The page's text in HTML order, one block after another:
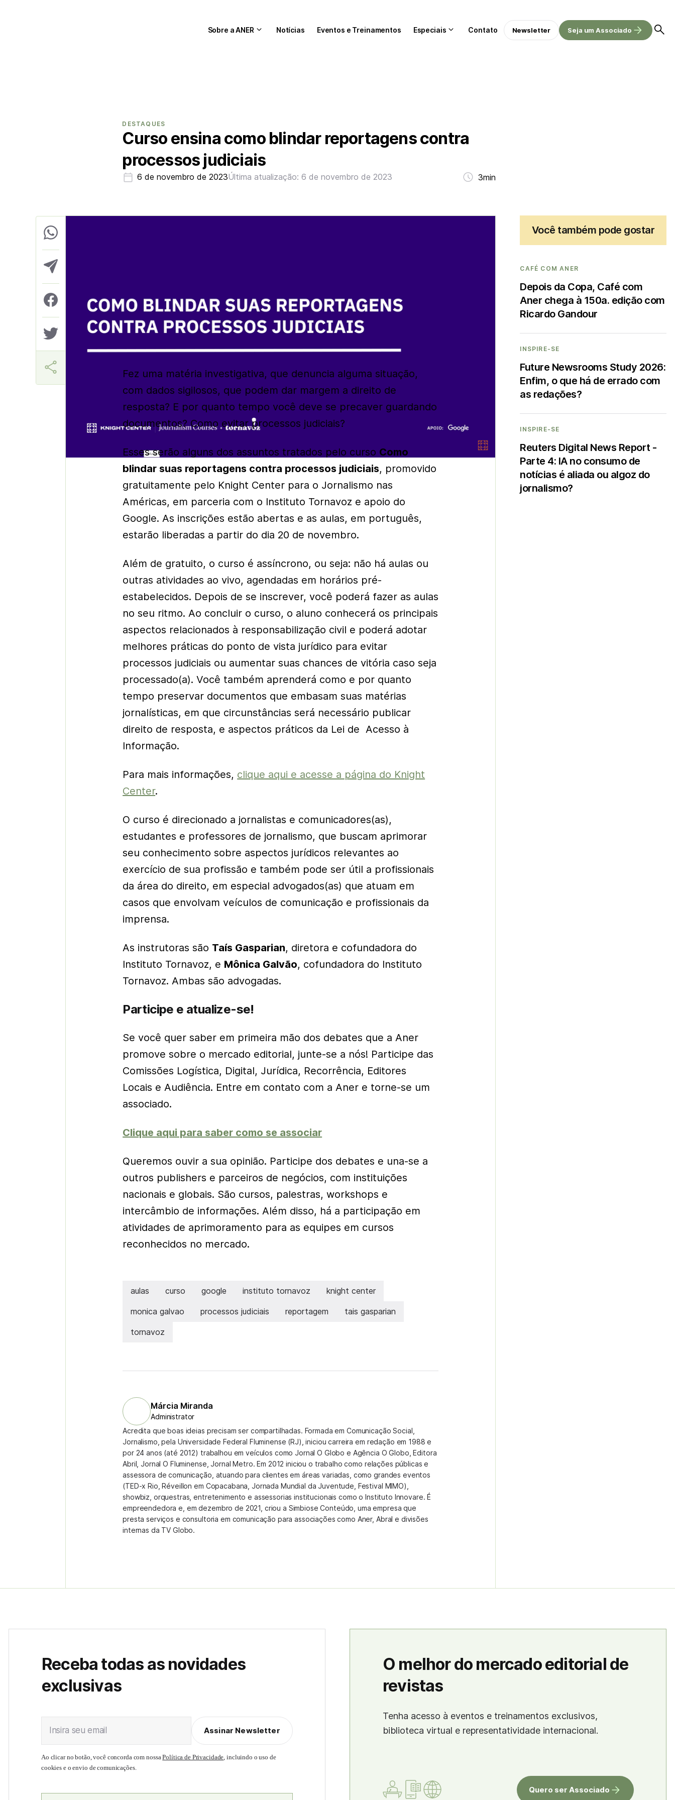
Sobre a ANER Notícias Eventos e Treinamentos Especiais Contato Newsletter Seja um Associado
DESTAQUES
Curso ensina como blindar reportagens contra
processos judiciais
6 de novembro de 2023Última atualização: 6 de novembro de 2023 3min
Márcia Miranda
Fez uma matéria investigativa, que denuncia alguma situação,
com dados sigilosos, que podem dar margem a direito de
resposta? E por quanto tempo você deve se precaver guardando
documentos? Como evitar processos judiciais?
Esses serão alguns dos assuntos tratados pelo curso Como
blindar suas reportagens contra processos judiciais, promovido
gratuitamente pelo Knight Center para o Jornalismo nas
Américas, em parceria com o Instituto Tornavoz e apoio do
Google. As inscrições estão abertas e as aulas, em português,
estarão liberadas a partir do dia 20 de novembro.
Além de gratuito, o curso é assíncrono, ou seja: não há aulas ou
outras atividades ao vivo, agendadas em horários pré-
estabelecidos. Depois de se inscrever, você poderá fazer as aulas
no seu ritmo. Ao concluir o curso, o aluno conhecerá os principais
aspectos relacionados à responsabilização civil e poderá adotar
melhores práticas do ponto de vista jurídico para evitar
processos judiciais ou aumentar suas chances de vitória caso seja
processado(a). Você também aprenderá como e por quanto
tempo preservar documentos que embasam suas matérias
jornalísticas, em que circunstâncias será necessário publicar
direito de resposta, e aspectos práticos da Lei de Acesso à
Informação.
Para mais informações, clique aqui e acesse a página do Knight
Center.
O curso é direcionado a jornalistas e comunicadores(as),
estudantes e professores de jornalismo, que buscam aprimorar
seu conhecimento sobre aspectos jurídicos relevantes ao
exercício de sua profissão e também pode ser útil a profissionais
da área do direito, em especial advogados(as) que atuam em
casos que envolvam veículos de comunicação e profissionais da
imprensa.
As instrutoras são Taís Gasparian, diretora e cofundadora do
Instituto Tornavoz, e Mônica Galvão, cofundadora do Instituto
Tornavoz. Ambas são advogadas.
Participe e atualize-se!
Se você quer saber em primeira mão dos debates que a Aner
promove sobre o mercado editorial, junte-se a nós! Participe das
Comissões Logística, Digital, Jurídica, Recorrência, Editores
Locais e Audiência. Entre em contato com a Aner e torne-se um
associado.
Clique aqui para saber como se associar
Queremos ouvir a sua opinião. Participe dos debates e una-se a
outros publishers e parceiros de negócios, com instituições
nacionais e globais. São cursos, palestras, workshops e
intercâmbio de informações. Além disso, há a participação em
atividades de aprimoramento para as equipes em cursos
reconhecidos no mercado.
aulas curso google instituto tornavoz knight center
monica galvao processos judiciais reportagem tais gasparian
tornavoz
Márcia Miranda
Administrator
Acredita que boas ideias precisam ser compartilhadas. Formada em Comunicação Social,
Jornalismo, pela Universidade Federal Fluminense (RJ), iniciou carreira em redação em 1988 e
por 24 anos (até 2012) trabalhou em veículos como Jornal O Globo e Agência O Globo, Editora
Abril, Jornal O Fluminense, Jornal Metro. Em 2012 iniciou o trabalho como relações públicas e
assessora de comunicação, atuando para clientes em áreas variadas, como grandes eventos
(TED-x Rio, Réveillon em Copacabana, Jornada Mundial da Juventude, Festival MIMO),
showbiz, orquestras, entretenimento e assessorias institucionais como o Instituto Innovare. É
empreendedora e, em dezembro de 2021, criou a Simbiose Conteúdo, uma empresa que
presta serviços e consultoria em comunicação para associações como Aner, Abral e divisões
internas da TV Globo.
Você também pode gostar
CAFÉ COM ANER
Depois da Copa, Café com
Aner chega à 150a. edição com
Ricardo Gandour
INSPIRE-SE
Future Newsrooms Study 2026:
Enfim, o que há de errado com
as redações?
INSPIRE-SE
Reuters Digital News Report -
Parte 4: IA no consumo de
notícias é aliada ou algoz do
jornalismo?
Receba todas as novidades
exclusivas
Insira seu email Assinar Newsletter
Ao clicar no botão, você concorda com nossaPolítica de Privacidade, incluindo o uso de
cookies e o envio de comunicações.
O melhor do mercado editorial de
revistas
Tenha acesso à eventos e treinamentos exclusivos,
biblioteca virtual e representatividade internacional.
Quero ser Associado